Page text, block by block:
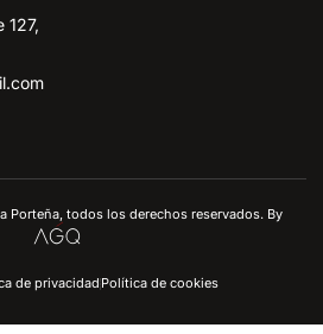
127,
todos los derechos reservados. By
de privacidadPolítica de cookies